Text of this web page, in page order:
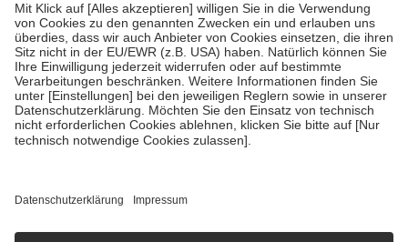
fallenkeine Zuzahlungenan bei:
• Kindern und Jugendlichen bis zum vollendeten 18. Lebensjahr
mit Ausnahme der Fahrkosten
• Untersuchungen zur Vorsorge und Früherkennung, die von der
GKV getragen werden
• empfohlenen Schutzimpfungen
• Harn- und Blutteststreifen
getroffen, um sicherzustellen, dass es sich um echte Bewertungen
https://help.etrusted.com/hc/de/articles/4419944605341